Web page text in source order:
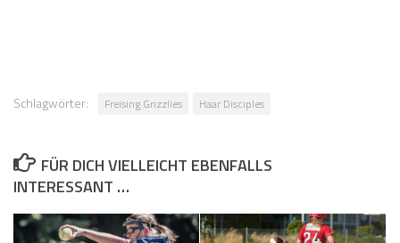
Schlagwörter: Freising Grizzlies Haar Disciples
FÜR DICH VIELLEICHT EBENFALLS
INTERESSANT …